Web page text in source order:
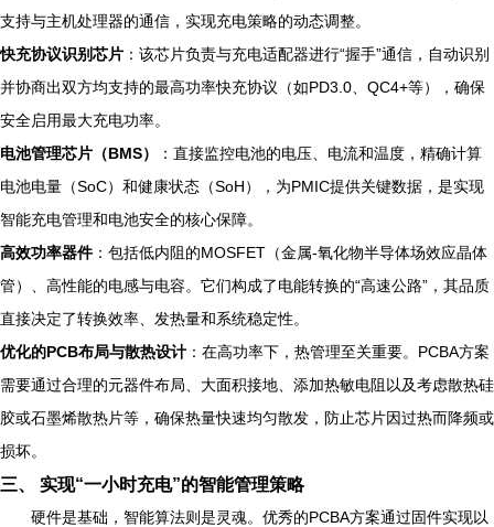
支持与主机处理器的通信，实现充电策略的动态调整。
快充协议识别芯片 ：该芯片负责与充电适配器进行“握手”通信，自动识别
并协商出双方均支持的最高功率快充协议（如PD3.0、QC4+等），确保
安全启用最大充电功率。
电池管理芯片（BMS）
：直接监控电池的电压、电流和温度，精确计算
电池电量（SoC）和健康状态（SoH），为PMIC提供关键数据，是实现
智能充电管理和电池安全的核心保障。
高效功率器件：包括低内阻的MOSFET（金属-氧化物半导体场效应晶体
管）、高性能的电感与电容。它们构成了电能转换的“高速公路”，其品质
直接决定了转换效率、发热量和系统稳定性。
优化的PCB布局与散热设计 ：在高功率下，热管理至关重要。PCBA方案
需要通过合理的元器件布局、大面积接地、添加热敏电阻以及考虑散热硅
胶或石墨烯散热片等，确保热量快速均匀散发，防止芯片因过热而降频或
损坏。
三、 实现“一小时充电”的智能管理策略
硬件是基础，智能算法则是灵魂。优秀的PCBA方案通过固件实现以